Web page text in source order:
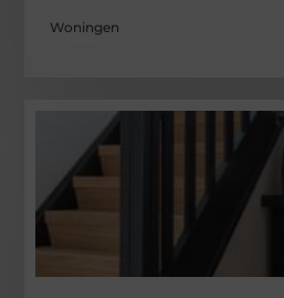
Woningen